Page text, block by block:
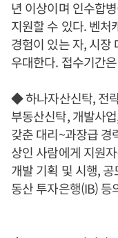
년 이상이며 인수합
지원할 수 있다. 벤처
경험이 있는 자, 시장
우대한다. 접수기간
◆ 하나자산신탁, 전
부동산신탁, 개발사
갖춘 대리~과장급 경
상인 사람에게 지원
개발 기획 및 시행,
동산 투자은행(IB) 등